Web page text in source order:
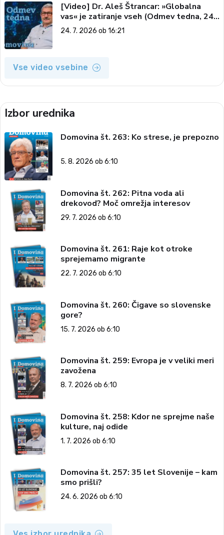
[Video] Dr. Aleš Štrancar: »Globalna
vas« je zatiranje vseh (Odmev tedna, 24.
7. 2026)
24. 7. 2026 ob 16:21
Vse video vsebine
Izbor urednika
Domovina št. 263: Ko strese, je prepozno
5. 8. 2026 ob 6:10
Domovina št. 262: Pitna voda ali
drekovod? Moč omrežja interesov
29. 7. 2026 ob 6:10
Domovina št. 261: Raje kot otroke
sprejemamo migrante
22. 7. 2026 ob 6:10
Domovina št. 260: Čigave so slovenske
gore?
15. 7. 2026 ob 6:10
Domovina št. 259: Evropa je v veliki meri
zavožena
8. 7. 2026 ob 6:10
Domovina št. 258: Kdor ne sprejme naše
kulture, naj odide
1. 7. 2026 ob 6:10
Domovina št. 257: 35 let Slovenije – kam
smo prišli?
24. 6. 2026 ob 6:10